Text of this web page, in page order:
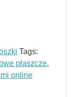
Tags:
płaszcze,
online